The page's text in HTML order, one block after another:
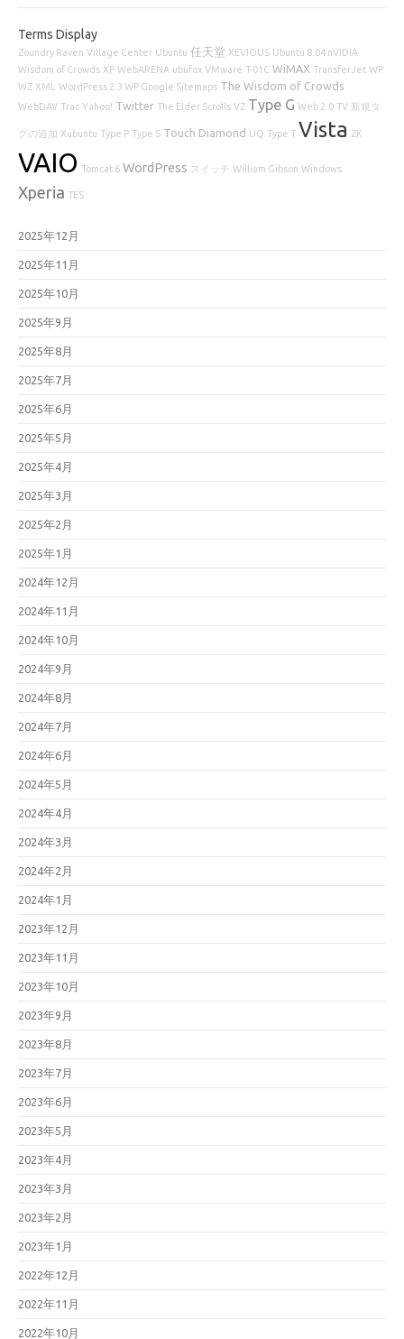
Terms Display
Zoundry Raven Village Center Ubuntu 任天堂 XEVIOUS Ubuntu 8.04 nVIDIA
Wisdom of Crowds XP WebARENA ubufox VMware T-01C WiMAX TransferJet WP
WZ XML WordPress 2.3 WP Google Sitemaps The Wisdom of Crowds
WebDAV Trac Yahoo! Twitter The Elder Scrolls VZ Type G Web 2.0 TV 新規タ
グの追加 Xubuntu Type P Type S Touch Diamond UQ Type T Vista ZK
VAIO Tomcat 6 WordPress スイッチ William Gibson Windows
Xperia TES
2025年12月
2025年11月
2025年10月
2025年9月
2025年8月
2025年7月
2025年6月
2025年5月
2025年4月
2025年3月
2025年2月
2025年1月
2024年12月
2024年11月
2024年10月
2024年9月
2024年8月
2024年7月
2024年6月
2024年5月
2024年4月
2024年3月
2024年2月
2024年1月
2023年12月
2023年11月
2023年10月
2023年9月
2023年8月
2023年7月
2023年6月
2023年5月
2023年4月
2023年3月
2023年2月
2023年1月
2022年12月
2022年11月
2022年10月